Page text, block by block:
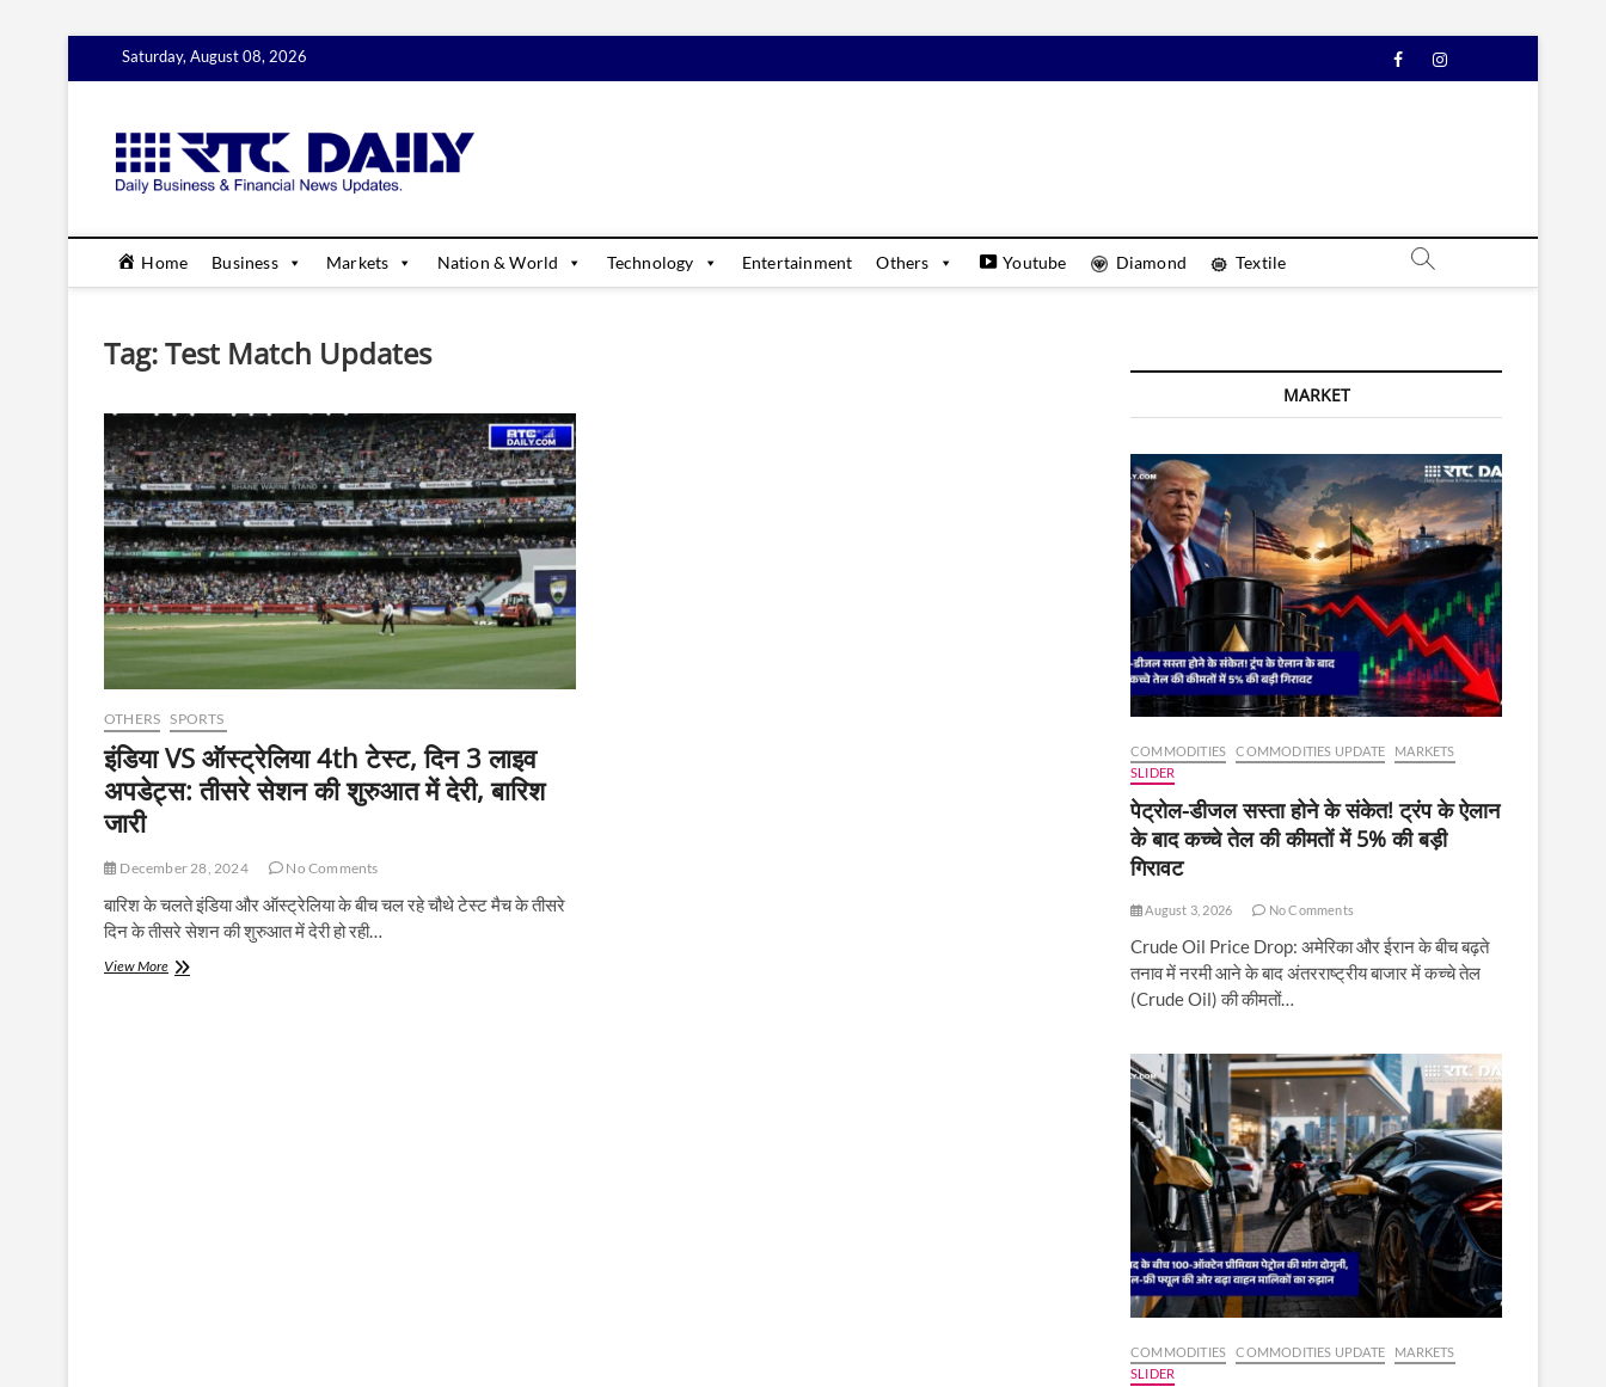
Saturday, August 08, 2026 FacebookInstagram
Home Business Markets Nation & World Technology Entertainment Others Youtube Diamond Textile
Tag:Test Match Updates
OTHERS SPORTS
इंडिया VS ऑस्ट्रेलिया 4th टेस्ट, दिन 3 लाइव
अपडेट्स: तीसरे सेशन की शुरुआत में देरी, बारिश
जारी
December 28, 2024 No Comments
बारिश के चलते इंडिया और ऑस्ट्रेलिया के बीच चल रहे चौथे टेस्ट मैच के तीसरे
दिन के तीसरे सेशन की शुरुआत में देरी हो रही…
View Moreइंडिया
MARKET
COMMODITIES COMMODITIES UPDATE
MARKETS
SLIDER
पेट्रोल-डीजल सस्ता होने के संकेत! ट्रंप के ऐलान
के बाद कच्चे तेल की कीमतों में 5% की बड़ी
गिरावट
August 3, 2026 No Comments
Crude Oil Price Drop: अमेरिका और ईरान के बीच बढ़ते
तनाव में नरमी आने के बाद अंतरराष्ट्रीय बाजार में कच्चे तेल
(Crude Oil) की कीमतों…
COMMODITIES COMMODITIES UPDATE
MARKETS
SLIDER